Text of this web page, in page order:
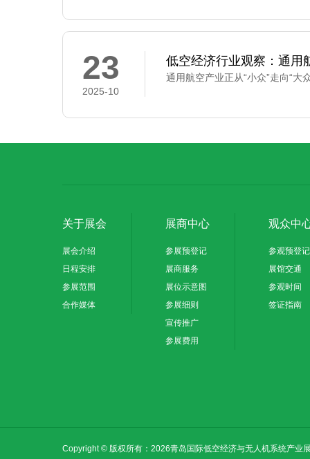
23
2025-10
低空经济行业观察：通用
关于展会
展会介绍
日程安排
参展范围
合作媒体
展商中心
参展预登记
展商服务
展位示意图
参展细则
宣传推广
参展费用
观众中
参观预登记
展馆交通
参观时间
签证指南
Copyright © 版权所有：2026青岛国际低空经济与无人机系统产业